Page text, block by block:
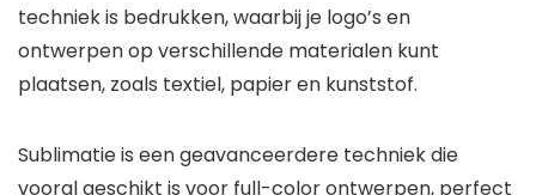
techniek is bedrukken, waarbij je logo’s en
ontwerpen op verschillende materialen kunt
plaatsen, zoals textiel, papier en kunststof.
Sublimatie is een geavanceerdere techniek die
vooral geschikt is voor full-color ontwerpen, perfect